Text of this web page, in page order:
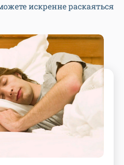
искренне раскаяться